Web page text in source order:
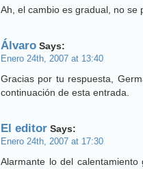
Ah, el cambio es gradual, no
Álvaro Says:
Enero 24th, 2007 at 13:40
Gracias por tu respuesta,
continuación de esta entrada.
El editor Says:
Enero 24th, 2007 at 17:30
Alarmante lo del